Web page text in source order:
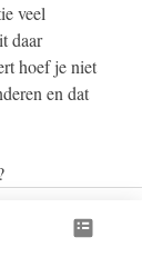
veel
daar
hoef je niet
en dat